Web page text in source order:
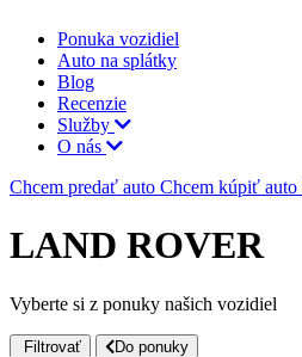
Ponuka vozidiel
Auto na splátky
Blog
Recenzie
Služby
O nás
Chcem predať auto Chcem kúpiť auto
LAND ROVER
Vyberte si z ponuky našich vozidiel
Filtrovať Do ponuky